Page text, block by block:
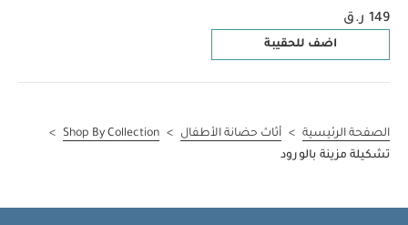
149 ر.ق
اضف للحقيبة
الصفحة الرئيسية > أثاث حضانة الأطفال >
Shop By Collection
>
تشكيلة مزينة بالورود